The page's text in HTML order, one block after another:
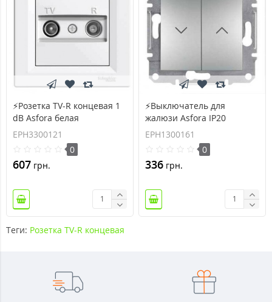
⚡Розетка TV-R концевая 1
dB Asfora белая
(EPH3300121)
EPH3300121
0
607 грн.
⚡Выключатель для
жалюзи Asfora IP20
алюминий (EPH1300161)
EPH1300161
0
336 грн.
Теги: Розетка TV-R концевая